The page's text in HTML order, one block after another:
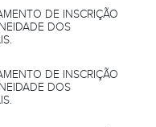
DE INSCRIÇÃO
DOS
DE INSCRIÇÃO
DOS